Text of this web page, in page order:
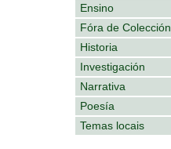
Ensino
Fóra de Colección
Historia
Investigación
Narrativa
Poesía
Temas locais